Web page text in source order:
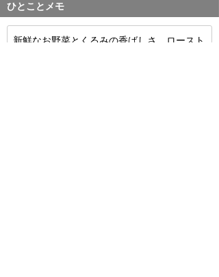
ひとことメモ
新鮮なお野菜とくるみの香ばしさ、ロースト